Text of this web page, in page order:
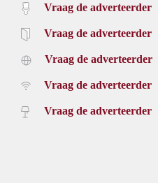
Vraag de adverteerder
Vraag de adverteerder
Vraag de adverteerder
Vraag de adverteerder
Vraag de adverteerder